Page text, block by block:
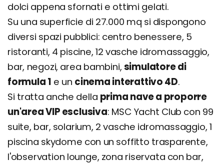
dolci appena sfornati e ottimi gelati.
Su una superficie di 27.000 mq si dispongono
diversi spazi pubblici: centro benessere, 5
ristoranti, 4 piscine, 12 vasche idromassaggio,
bar, negozi, area bambini, simulatore di
formula 1 e un cinema interattivo 4D.
Si tratta anche della prima nave a proporre
un'area VIP esclusiva: MSC Yacht Club con 99
suite, bar, solarium, 2 vasche idromassaggio, 1
piscina skydome con un soffitto trasparente,
l'observation lounge, zona riservata con bar,